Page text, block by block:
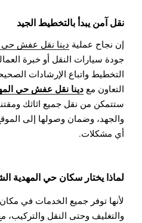
نقل آمن يبدأ بالتخطيط الجيد
إن نجاح عملية دينا نقل عفش حي
جودة سيارات النقل أو خبرة
التخطيط واتباع الإرشادات
التعاون مع دينا نقل عفش حي
ستتمكن من نقل جميع اثاثك
والجهد، وضمان وصولها إلى
أي مشكلات.
لماذا يختار سكان حي المهدية
لأنها توفر جميع الخدمات في
والتغليف وحتى النقل والتركيب،